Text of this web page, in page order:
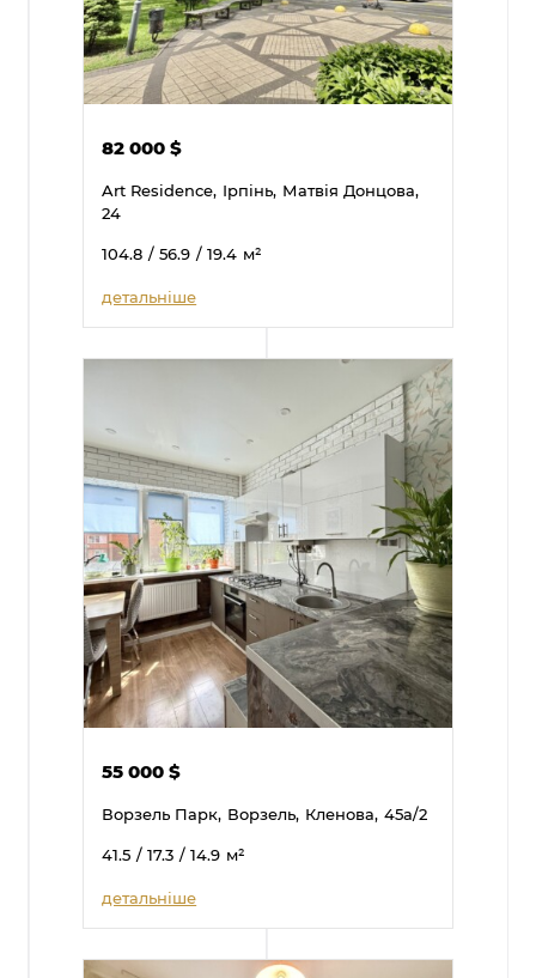
82 000$
Art Residence, Ірпінь, Матвія Донцова,
24
104.8 / 56.9 / 19.4 м²
детальніше
55 000$
Ворзель Парк, Ворзель, Кленова, 45а/2
41.5 / 17.3 / 14.9 м²
детальніше